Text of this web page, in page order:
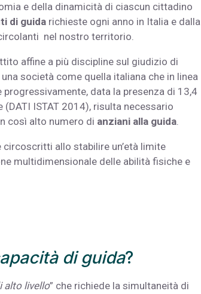
e della dinamicità di ciascun cittadino
di guida richieste ogni anno in Italia e dalla
nel nostro territorio.
affine a più discipline sul giudizio di
società come quella italiana che in linea
data la presenza di 13,4
ISTAT 2014), risulta necessario
così alto numero di anziani alla guida.
allo stabilire un’età limite
multidimensionale delle abilità fisiche e
di guida?
alto livello” che richiede la simultaneità di